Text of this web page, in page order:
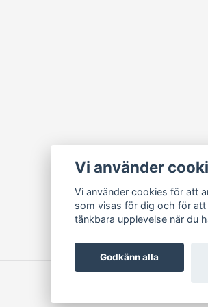
Vi använder
Vi använder cookies för att
som visas för dig och för
tänkbara upplevelse när du
Godkänn alla